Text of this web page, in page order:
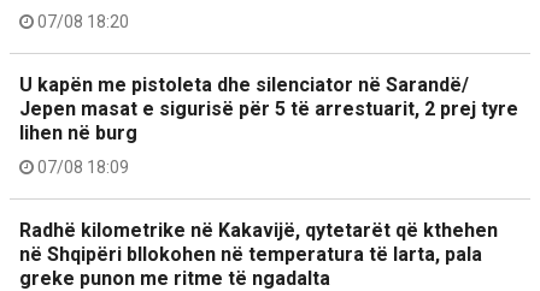
07/08 18:20
U kapën me pistoleta dhe silenciator në Sarandë/
Jepen masat e sigurisë për 5 të arrestuarit, 2 prej tyre
lihen në burg
07/08 18:09
Radhë kilometrike në Kakavijë, qytetarët që kthehen
në Shqipëri bllokohen në temperatura të larta, pala
greke punon me ritme të ngadalta